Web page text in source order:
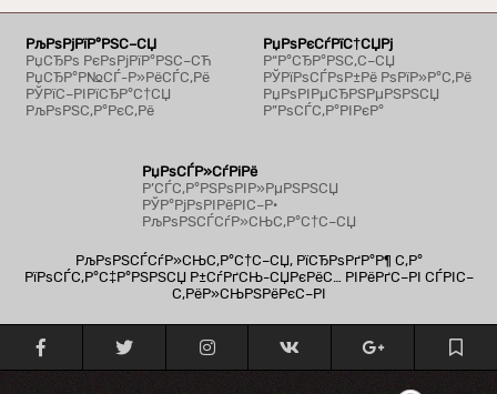
РљРѕРјРїР°РЅС–СЏ
РџСЂРѕ РєРѕРјРїР°РЅС–СЋ
РџСЂР°Р№СЃ-Р»РёСЃС‚Рё
РЎРїС–РІРїСЂР°С†СЏ
РљРѕРЅС‚Р°РєС‚Рё
РџРѕРєСѓРїС†СЏРј
Р“Р°СЂР°РЅС‚С–СЏ
РЎРїРѕСЃРѕР±Рё РѕРїР»Р°С‚Рё
РџРѕРІРµСЂРЅРµРЅРЅСЏ
Р”РѕСЃС‚Р°РІРєР°
РџРѕСЃР»СѓРіРё
Р’СЃС‚Р°РЅРѕРІР»РµРЅРЅСЏ
РЎР°РјРѕРІРёРІС–Р·
РљРѕРЅСЃСѓР»СЊС‚Р°С†С–СЏ
РљРѕРЅСЃСѓР»СЊС‚Р°С†С–СЏ, РїСЂРѕРґР°Р¶ С‚Р°
РїРѕСЃС‚Р°С‡Р°РЅРЅСЏ Р±СѓРґСЊ-СЏРєРёС… РІРёРґС–РІ СЃРІС–
С‚РёР»СЊРЅРёРєС–РІ